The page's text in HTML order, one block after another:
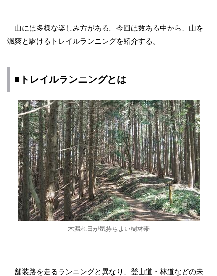
山には多様な楽しみ方がある。今回は数ある中から、山を
颯爽と駆けるトレイルランニングを紹介する。
■トレイルランニングとは
木漏れ日が気持ちよい樹林帯
舗装路を走るランニングと異なり、登山道・林道などの未